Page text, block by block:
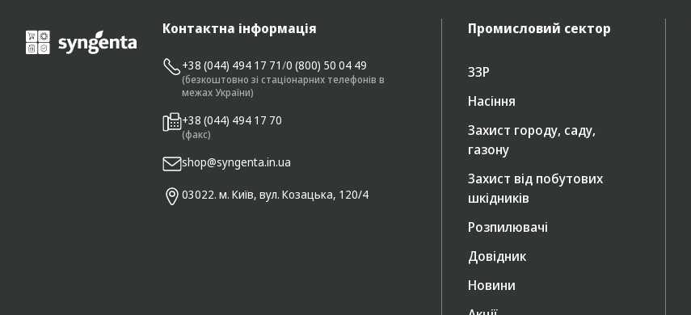
Контактна інформація
+38 (044) 494 17 71/0 (800) 50 04 49
(безкоштовно зі стаціонарних телефонів в
межах України)
+38 (044) 494 17 70
(факс)
shop@syngenta.in.ua
03022. м. Київ, вул. Козацька, 120/4
Промисловий сектор
ЗЗР
Насіння
Захист городу, саду,
газону
Захист від побутових
шкідників
Розпилювачі
Довідник
Новини